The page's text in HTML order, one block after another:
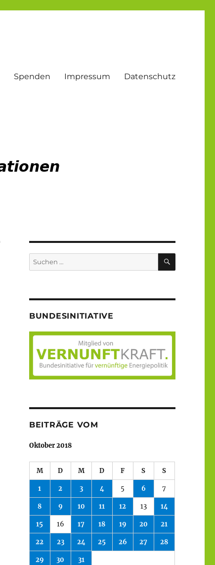
Spenden Impressum Datenschutz
Suche
nach:
SUCHEN
BUNDESINITIATIVE
BEITRÄGE VOM
Oktober 2018
M D M D F S S
1 2 3 4 5 6 7
8 9 10 11 12 13 14
15 16 17 18 19 20 21
22 23 24 25 26 27 28
29 30 31